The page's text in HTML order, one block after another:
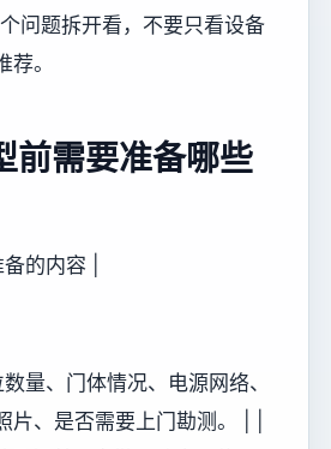
问题拆开看，不要只看设备
。
前需要准备哪些
的内容 |
量、门体情况、电源网络、
片、是否需要上门勘测。 | |